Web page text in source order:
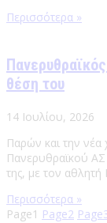
Περισσότερα »
θέση του
14 Ιουλίου, 2026
Παρών και την νέα
Πανερυθραϊκού
της, με τον αθλητή
Περισσότερα »
Page1 Page2 Page